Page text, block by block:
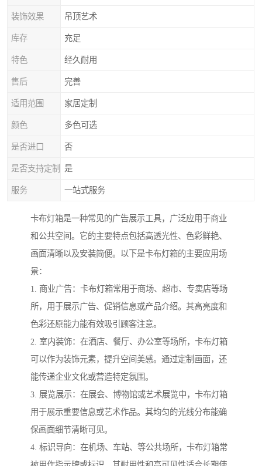
装饰效果 吊顶艺术
库存 充足
特色 经久耐用
售后 完善
适用范围 家居定制
颜色 多色可选
是否进口 否
是否支持定制 是
服务 一站式服务
卡布灯箱是一种常见的广告展示工具，广泛应用于商业
和公共空间。它的主要特点包括高透光性、色彩鲜艳、
画面清晰以及安装简便。以下是卡布灯箱的主要应用场
景：
1. 商业广告：卡布灯箱常用于商场、超市、专卖店等场
所，用于展示广告、促销信息或产品介绍。其高亮度和
色彩还原能力能有效吸引顾客注意。
2. 室内装饰：在酒店、餐厅、办公室等场所，卡布灯箱
可以作为装饰元素，提升空间美感。通过定制画面，还
能传递企业文化或营造特定氛围。
3. 展览展示：在展会、博物馆或艺术展览中，卡布灯箱
用于展示重要信息或艺术作品。其均匀的光线分布能确
保画面细节清晰可见。
4. 标识导向：在机场、车站、等公共场所，卡布灯箱常